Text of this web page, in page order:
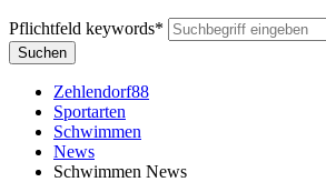
Pflichtfeld keywords*
Suchen
Zehlendorf88
Sportarten
Schwimmen
News
Schwimmen News